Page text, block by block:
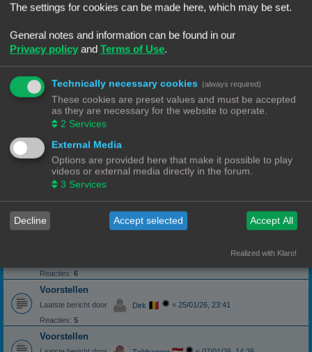
Reacties:11 1
Nieuwkomer
Laatste bericht door Misj
Hoi
Ik stel mijzelf voor
Laatste bericht door
Hardy «15/02/26, 09:54
Reacties:2
Laatste bericht door
Reacties:10 1
Weer eens wat anders dan Reddit
Pindakaas
05/02/26, 12:14
Reacties: 6
Voorstellen
Laatste bericht door Dirk « 25/01/26, 23:41
Reacties: 5
Voorstellen
The settings for cookies can be made here, which may be set.
General notes and information can be found in our
Privacy policy and Terms of Use.
Technically necessary cookies (always required)
These cookies are preset values and must be accepted
as they are necessary for the website to operate.
2 Services
External Media
Options are provided here that make it possible to play
videos or external media directly in the forum.
3 Services
Decline Accept selected Accept All
Realized with Klaro!